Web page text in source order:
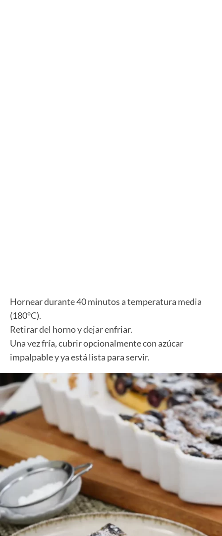
Hornear durante 40 minutos a temperatura media
(180°C).
Retirar del horno y dejar enfriar.
Una vez fría, cubrir opcionalmente con azúcar
impalpable y ya está lista para servir.